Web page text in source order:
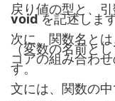
戻り値の型と、
voidを記述しま
次に、関数名と
（変数の名前と
コアの組み合わ
す。
文には、関数の